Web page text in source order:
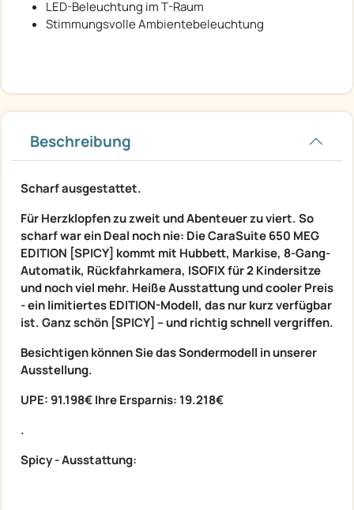
LED-Beleuchtung im T-Raum
Stimmungsvolle Ambientebeleuchtung
Beschreibung
Scharf ausgestattet.
Für Herzklopfen zu zweit und Abenteuer zu viert. So
scharf war ein Deal noch nie: Die CaraSuite 650 MEG
EDITION [SPICY] kommt mit Hubbett, Markise, 8-Gang-
Automatik, Rückfahrkamera, ISOFIX für 2 Kindersitze
und noch viel mehr. Heiße Ausstattung und cooler Preis
- ein limitiertes EDITION-Modell, das nur kurz verfügbar
ist. Ganz schön [SPICY] – und richtig schnell vergriffen.
Besichtigen können Sie das Sondermodell in unserer
Ausstellung.
UPE: 91.198€ Ihre Ersparnis: 19.218€
.
Spicy - Ausstattung: